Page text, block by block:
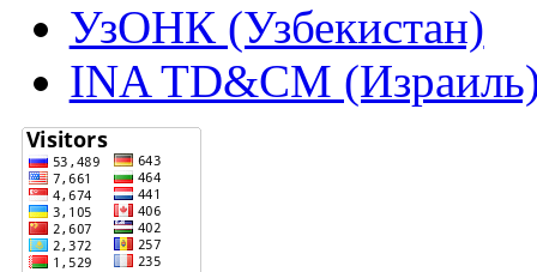
УзОНК (Узбекистан)
INA TD&CM